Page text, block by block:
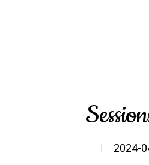
2024-